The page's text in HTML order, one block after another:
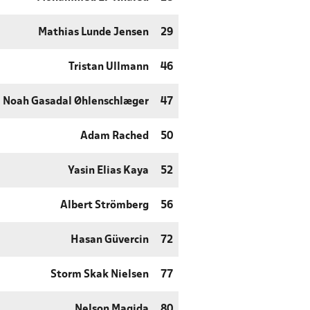
Mathias Lunde Jensen 29
Tristan Ullmann 46
Noah Gasadal Øhlenschlæger 47
Adam Rached 50
Yasin Elias Kaya 52
Albert Strömberg 56
Hasan Güvercin 72
Storm Skak Nielsen 77